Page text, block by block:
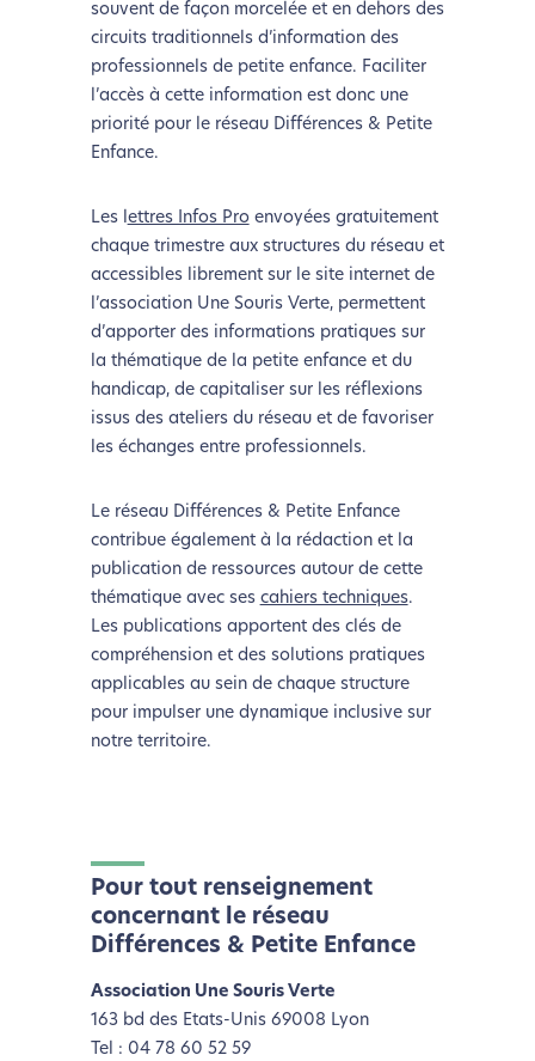
L’écoconception, ça vous
Nous avons développé ce site Internet dans le cadre
d’une démarche forte d’écoconception.
Si vous aussi vous souhaitez diminuer drastiquement
les besoins énergétiques nécessaires à votre
navigation, vous pouvez
le parcourir dans son Mode
Eco. Celui-ci sollicitera très peu nos serveurs et vous
Activer le Mode Eco Annuler
souvent de façon morcelée et en dehors des
circuits traditionnels d’information des
professionnels de petite enfance. Faciliter
l’accès à cette information est donc une
priorité pour le réseau Différences & Petite
Enfance.
Les lettres Infos Proenvoyées gratuitement
chaque trimestre aux structures du réseau et
accessibles librement sur le site internet de
l’association Une Souris Verte, permettent
d’apporter des informations pratiques sur
la thématique de la petite enfance et du
handicap, de capitaliser sur les réflexions
issus des ateliers du réseau et de favoriser
les échanges entre professionnels.
Le réseau Différences & Petite Enfance
contribue également à la rédaction et la
publication de ressources autour de cette
thématique avec ses cahiers techniques.
Les publications apportent des clés de
compréhension et des solutions pratiques
applicables au sein de chaque structure
pour impulser une dynamique inclusive sur
notre territoire.
Pour tout renseignement
concernant le réseau
Différences & Petite Enfance
Association Une Souris Verte
163 bd des Etats-Unis 69008 Lyon
Tel : 04 78 60 52 59